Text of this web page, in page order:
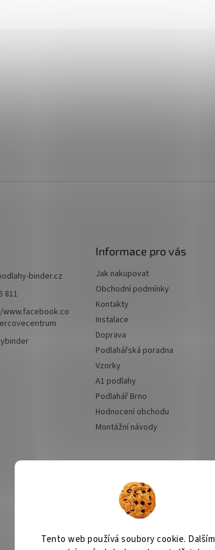
Tento web používá soubory cookie. Dalším
binder.cz
811
Informace pro vás
Jak nakupovat
Obchodní podmínky
Kontakty
Instalace
Doprava
Podlahářská poradna
Vzorky
A1 podlahy
Podlahář Brno
Hodnocení obchodu
Montážní návody
platby